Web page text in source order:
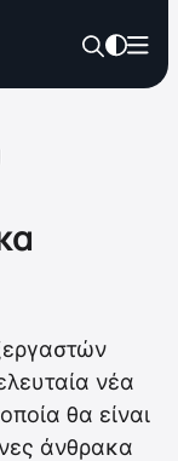
νέα
θα είναι
άνθρακα